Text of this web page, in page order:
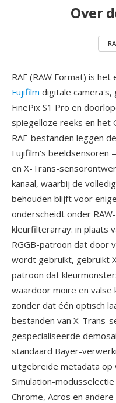
Over
RAF (RAW Format) is
Fujifilm digitale
FinePix S1 Pro en
spiegelloze reeks en het
RAF-bestanden leggen
Fujifilm's beeldsensoren
en X-Trans-
kanaal, waarbij de
behouden blijft voor
onderscheidt onder
kleurfilterarray: in plaats
RGGB-patroon dat door
wordt gebruikt, gebruikt
patroon dat
waardoor moire en valse
zonder dat één optisch
bestanden van X-Trans-
gespecialiseerde
standaard Bayer-
uitgebreide metadata op
Simulation-
Chrome, Acros en